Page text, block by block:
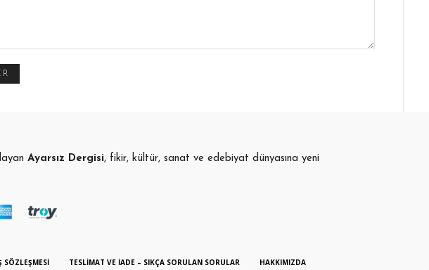
Ayarsız Dergisi, fikir, kültür, sanat ve edebiyat dünyasına yeni
SÖZLEŞMESI TESLIMAT VE İADE – SIKÇA SORULAN SORULAR HAKKIMIZDA